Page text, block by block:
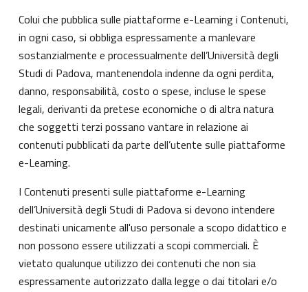
Colui che pubblica sulle piattaforme e-Learning i Contenuti,
in ogni caso, si obbliga espressamente a manlevare
sostanzialmente e processualmente dell’Università degli
Studi di Padova, mantenendola indenne da ogni perdita,
danno, responsabilità, costo o spese, incluse le spese
legali, derivanti da pretese economiche o di altra natura
che soggetti terzi possano vantare in relazione ai
contenuti pubblicati da parte dell’utente sulle piattaforme
e-Learning.
I Contenuti presenti sulle piattaforme e-Learning
dell’Università degli Studi di Padova si devono intendere
destinati unicamente all'uso personale a scopo didattico e
non possono essere utilizzati a scopi commerciali. È
vietato qualunque utilizzo dei contenuti che non sia
espressamente autorizzato dalla legge o dai titolari e/o